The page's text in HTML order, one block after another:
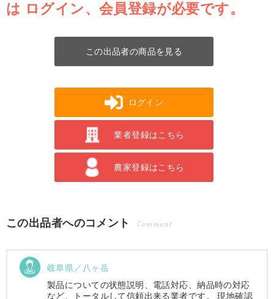
は ログイン、会員登録が必要です。
この出品者の商品を見る
ログイン
業者登録はこちら
農家登録はこちら
この出品者へのコメント Comment
岐阜県／八ヶ岳
製品についての状態説明、電話対応、納品時の対応
など、トータルして信頼出来る業者です。 現地確認